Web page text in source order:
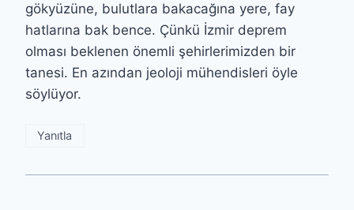
gökyüzüne, bulutlara bakacağına yere, fay
hatlarına bak bence. Çünkü İzmir deprem
olması beklenen önemli şehirlerimizden bir
tanesi. En azından jeoloji mühendisleri öyle
söylüyor.
Yanıtla